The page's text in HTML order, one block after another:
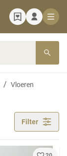
Vloeren
Filter